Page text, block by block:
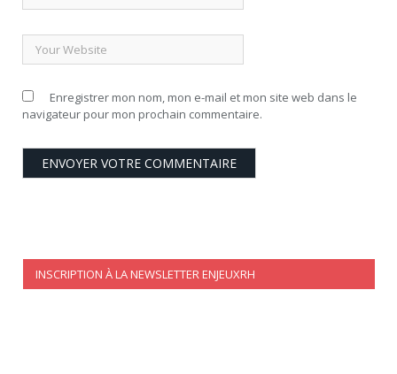
Enregistrer mon nom, mon e-mail et mon site web dans le
navigateur pour mon prochain commentaire.
INSCRIPTION À LA NEWSLETTER ENJEUXRH